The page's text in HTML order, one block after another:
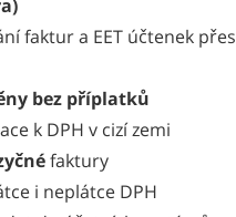
faktur a EET účtenek přes
bez příplatků
k DPH v cizí zemi
faktury
i neplátce DPH